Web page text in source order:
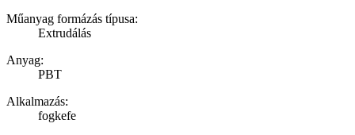
Műanyag formázás típusa:
Extrudálás
Anyag:
PBT
Alkalmazás:
fogkefe